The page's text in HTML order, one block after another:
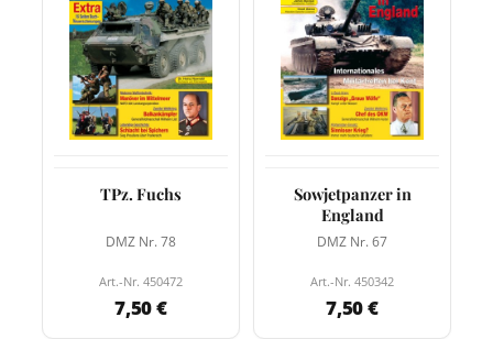
TPz. Fuchs
DMZ Nr. 78
Art.-Nr. 450472
7,50 €
Sowjetpanzer in
England
DMZ Nr. 67
Art.-Nr. 450342
7,50 €